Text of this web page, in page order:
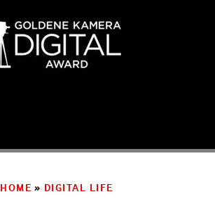
HOME » DIGITAL LIFE